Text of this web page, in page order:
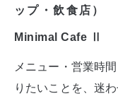
ップ・飲食店）
Minimal Cafe Ⅱ
メニュー・営業時
りたいことを、迷